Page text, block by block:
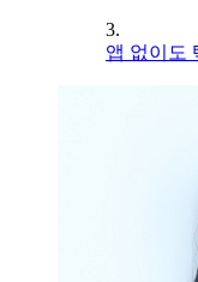
3.
앱 없이도